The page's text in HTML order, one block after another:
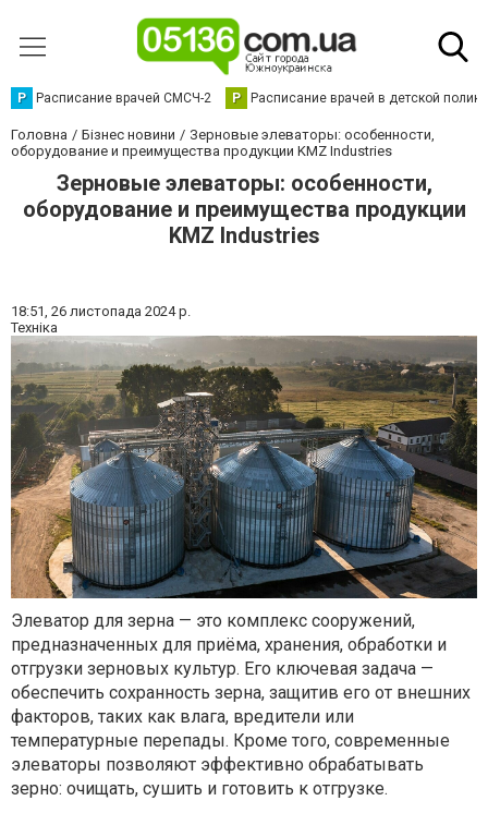
Р Расписание врачей СМСЧ-2 Р Расписание врачей в детской
Головна Бізнес новини
Зерновые элеваторы: особенности,
оборудование и преимущества продукции KMZ Industries
Зерновые элеваторы: особенности,
оборудование и преимущества продукции
KMZ Industries
18:51, 26 листопада 2024 р.
Техніка
Элеватор для зерна — это комплекс сооружений,
предназначенных для приёма, хранения, обработки и
отгрузки зерновых культур. Его ключевая задача —
обеспечить сохранность зерна, защитив его от внешних
факторов, таких как влага, вредители или
температурные перепады. Кроме того, современные
элеваторы позволяют эффективно обрабатывать
зерно: очищать, сушить и готовить к отгрузке.